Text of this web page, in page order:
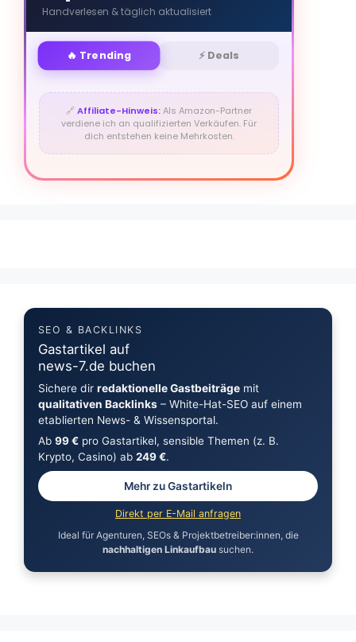
Handverlesen & täglich aktualisiert
🔥 Trending ⚡ Deals
🔗Affiliate-Hinweis:Als Amazon-Partner
verdiene ich an qualifizierten Verkäufen. Für
dich entstehen keine Mehrkosten.
SEO & BACKLINKS
Gastartikel auf
news-7.de buchen
Sichere dir redaktionelle Gastbeiträgemit
qualitativen Backlinks– White-Hat-SEO auf einem
etablierten News- & Wissensportal.
Ab 99 €pro Gastartikel, sensible Themen (z. B.
Krypto, Casino) ab 249 €.
Mehr zu Gastartikeln
Direkt per E-Mail anfragen
Ideal für Agenturen, SEOs & Projektbetreiber:innen, die
nachhaltigen Linkaufbau suchen.